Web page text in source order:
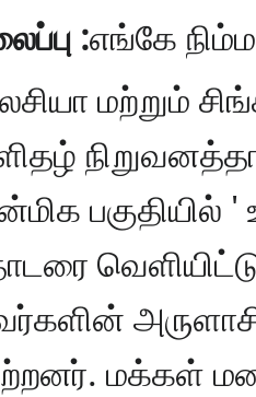
:எங்கே
மற்றும்
பகுதியில்
மக்கள்